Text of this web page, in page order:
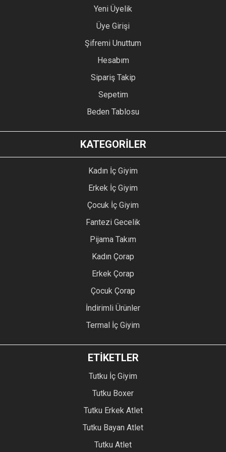
de belirtildiği gibi uyumlu çıktı. (112 kg, 1.83 m , XL) Tavsiye
Yeni Üyelik
Üye Girişi
Şifremi Unuttum
Hesabım
Sipariş Takip
Sepetim
Beden Tablosu
KATEGORİLER
Kadın İç Giyim
Erkek İç Giyim
Çocuk İç Giyim
Fantezi Gecelik
Pijama Takım
Kadın Çorap
Erkek Çorap
Çocuk Çorap
İndirimli Ürünler
Termal İç Giyim
ETİKETLER
Tutku İç Giyim
Tutku Boxer
Tutku Erkek Atlet
Tutku Bayan Atlet
Tutku Atlet